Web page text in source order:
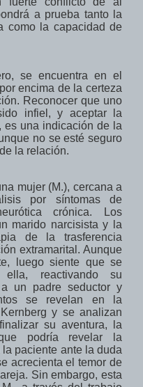
a prueba tanto la
como la capacidad de
se encuentra en el
encima de la certeza
Reconocer que uno
infiel, y aceptar la
es una indicación de la
no se esté seguro
la relación.
mujer (M.), cercana a
por síntomas de
crónica. Los
marido narcisista y la
de la trasferencia
extramarital. Aunque
luego siente que se
ella, reactivando su
a un padre seductor y
se revelan en la
y se analizan
su aventura, la
podría revelar la
paciente ante la duda
acrecienta el temor de
Sin embargo, esta